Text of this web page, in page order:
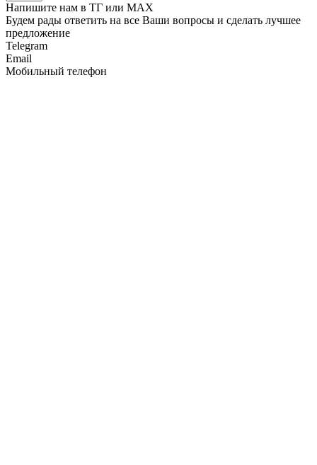
Напишите нам в ТГ или MAX
Будем рады ответить на все Ваши вопросы и сделать лучшее
предложение
Telegram
Email
Мобильный телефон